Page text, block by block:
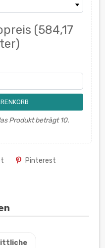
(584,17
Produkt beträgt 10.
Pinterest